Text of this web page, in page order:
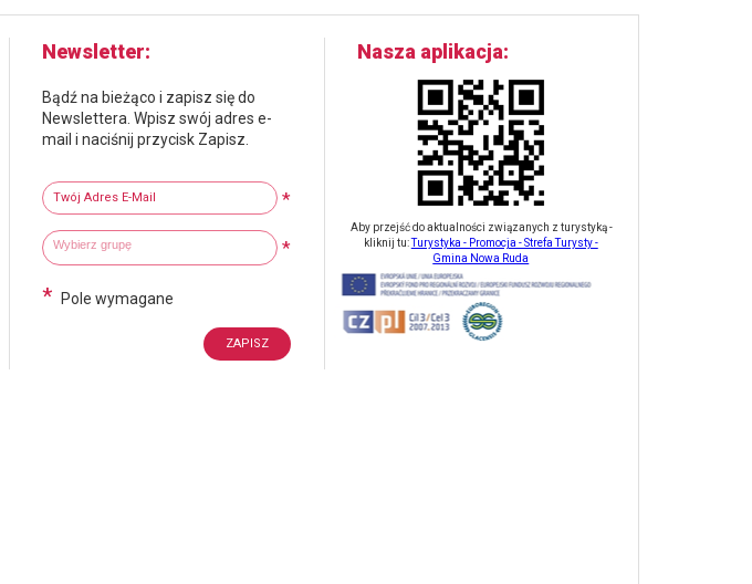
Newsletter
Bądź na bieżąco i zapisz się do
Newslettera. Wpisz swój adres e-
mail i naciśnij przycisk Zapisz.
Twój adres e-mail
*
Wybierz grupy tematyczne *
Wpisz wyszukiwaną fraze
* Pole wymagane
Nasza aplikacja
Aby przejść do aktualności związanych z turystyką -
kliknij tu:Turystyka - Promocja - Strefa Turysty -
Gmina Nowa Ruda